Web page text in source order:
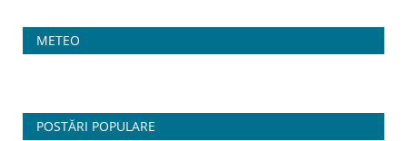
METEO
POSTĂRI POPULARE